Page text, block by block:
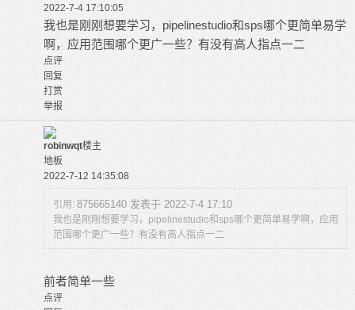
2022-7-4 17:10:05
我也是刚刚想要学习，pipelinestudio和sps哪个更简单易学
啊，应用范围哪个更广一些？有没有高人指点一二
点评
回复
打赏
举报
robinwqt楼主
地板
2022-7-12 14:35:08
引用: 875665140 发表于 2022-7-4 17:10
我也是刚刚想要学习，pipelinestudio和sps哪个更简单易学啊，应用
范围哪个更广一些？有没有高人指点一二
前者简单一些
点评